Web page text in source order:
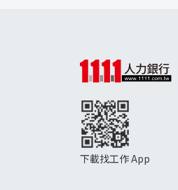
下載找工作 App